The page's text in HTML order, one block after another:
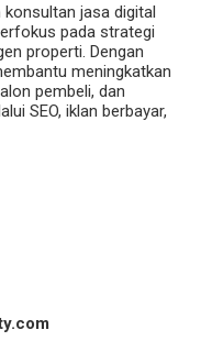
konsultan jasa digital
pada strategi
properti. Dengan
meningkatkan
pembeli, dan
SEO, iklan berbayar,